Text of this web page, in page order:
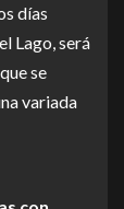
días
Lago, será
se
variada